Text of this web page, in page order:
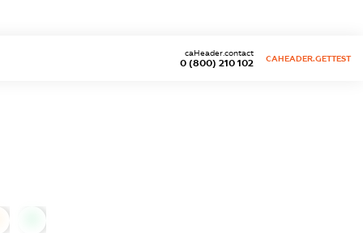
0 (800) 210 102
caHeader.contact
CAHEADER.GETTEST